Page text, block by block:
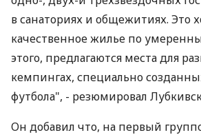
в санаториях и общежитиях. Это
качественное жилье по
этого, предлагаются места для
кемпингах, специально
футбола", - резюмировал
Он добавил что, на первый